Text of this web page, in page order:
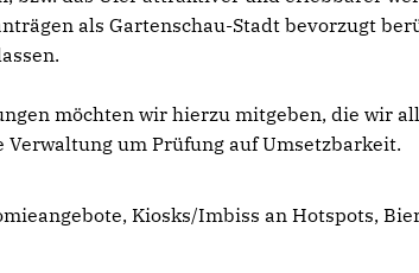
als Gartenschau-Stadt bevorzugt
lassen.
möchten wir hierzu mitgeben, die wir
um Prüfung auf Umsetzbarkeit.
Kiosks/Imbiss an Hotspots,